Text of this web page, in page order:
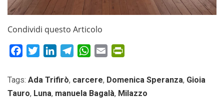
Condividi questo Articolo
FacebookTwitterLinkedInTelegramWhatsApp
Email
Tags: Ada Trifirò, carcere, Domenica Speranza, Gioia
Tauro, Luna, manuela Bagalà, Milazzo